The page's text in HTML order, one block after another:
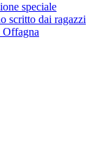
speciale
scritto dai ragazzi
Offagna